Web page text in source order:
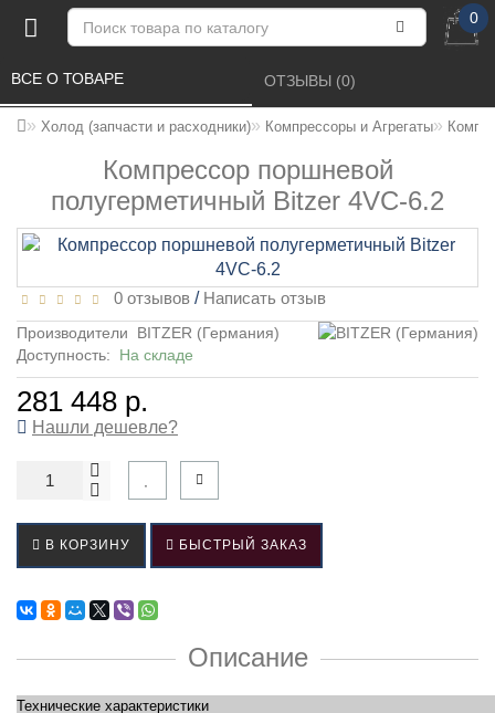
0
Холод (запчасти и расходники) Компрессоры и Агрегаты
Компрессор поршневой
полугерметичный Bitzer 4VC-6.2
ВСЕ О ТОВАРЕ ОТЗЫВЫ (0)
0 отзывов / Написать отзыв
Производители
BITZER (Германия)
Доступность: На складе
281 448 р.
Нашли дешевле?
В КОРЗИНУ БЫСТРЫЙ ЗАКАЗ
Описание
Технические характеристики